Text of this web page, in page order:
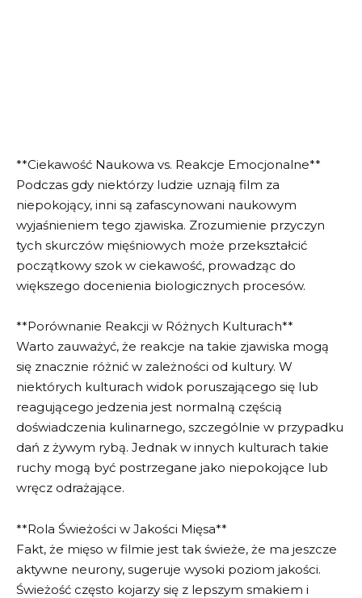
**Ciekawość Naukowa vs. Reakcje Emocjonalne**
Podczas gdy niektórzy ludzie uznają film za
niepokojący, inni są zafascynowani naukowym
wyjaśnieniem tego zjawiska. Zrozumienie przyczyn
tych skurczów mięśniowych może przekształcić
początkowy szok w ciekawość, prowadząc do
większego docenienia biologicznych procesów.
**Porównanie Reakcji w Różnych Kulturach**
Warto zauważyć, że reakcje na takie zjawiska mogą
się znacznie różnić w zależności od kultury. W
niektórych kulturach widok poruszającego się lub
reagującego jedzenia jest normalną częścią
doświadczenia kulinarnego, szczególnie w przypadku
dań z żywym rybą. Jednak w innych kulturach takie
ruchy mogą być postrzegane jako niepokojące lub
wręcz odrażające.
**Rola Świeżości w Jakości Mięsa**
Fakt, że mięso w filmie jest tak świeże, że ma jeszcze
aktywne neurony, sugeruje wysoki poziom jakości.
Świeżość często kojarzy się z lepszym smakiem i